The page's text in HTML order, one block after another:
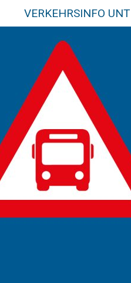
VERKEHRSINFO